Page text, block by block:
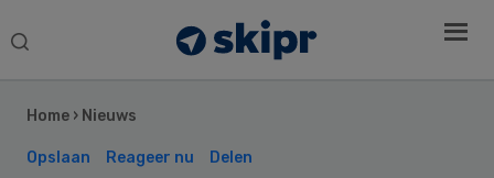
Search
Home › Nieuws
Opslaan Reageer nu Delen
Sidebar